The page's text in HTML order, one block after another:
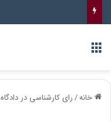
خانه/رای کارشناسی در دادگاه